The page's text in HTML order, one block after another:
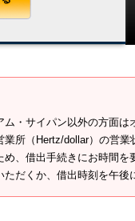
・サイパン以外の方面
所（Hertz/dollar）の営業
、借出手続きにお時間を
だくか、借出時刻を午